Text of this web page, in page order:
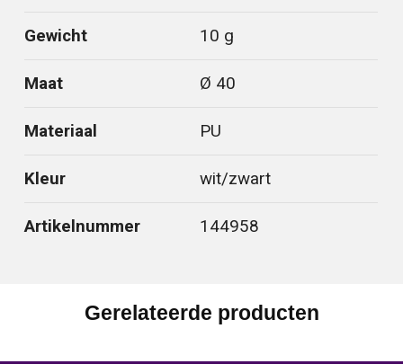
Gewicht 10 g
Maat Ø 40
Materiaal PU
Kleur wit/zwart
Artikelnummer 144958
Gerelateerde producten